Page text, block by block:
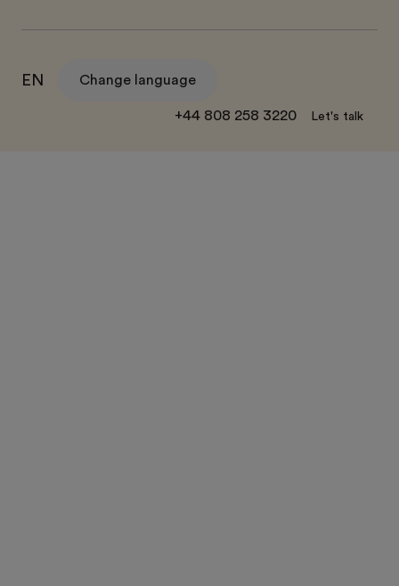
EN Change language
+44 808 258 3220 Let's talk